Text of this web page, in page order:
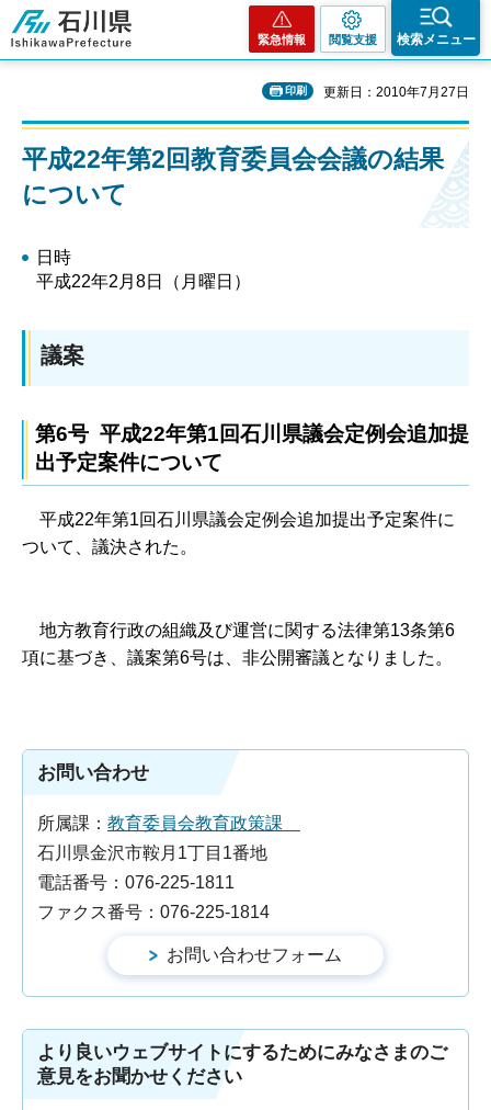
石川県
緊急情報 閲覧支援 検索メニュー
印刷 更新日：2010年7月27日
平成22年第2回教育委員会会議の結果
について
日時
平成22年2月8日（月曜日）
議案
第6号 平成22年第1回石川県議会定例会追加提
出予定案件について
平成22年第1回石川県議会定例会追加提出予定案件に
ついて、議決された。
地方教育行政の組織及び運営に関する法律第13条第6
項に基づき、議案第6号は、非公開審議となりました。
お問い合わせ
所属課： 教育委員会教育政策課
石川県金沢市鞍月1丁目1番地
電話番号：076-225-1811
ファクス番号：076-225-1814
より良いウェブサイトにするためにみなさまのご
意見をお聞かせください